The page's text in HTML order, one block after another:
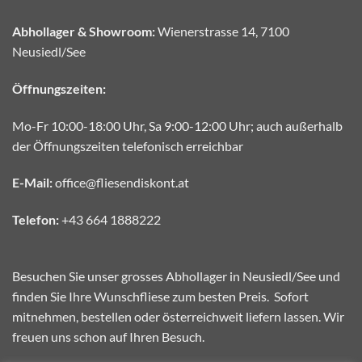
Abhollager & Showroom:Wienerstrasse 14, 7100
Neusiedl/See
Öffnungszeiten:
Mo-Fr 10:00-18:00 Uhr, Sa 9:00-12:00 Uhr; auch außerhalb
der Öffnungszeiten telefonisch erreichbar
E-Mail:office@fliesendiskont.at
Telefon:+43 664 1888222
Besuchen Sie unser grosses Abhollager in Neusiedl/See und
finden Sie Ihre Wunschfliese zum besten Preis. Sofort
mitnehmen, bestellen oder österreichweit liefern lassen. Wir
freuen uns schon auf Ihren Besuch.